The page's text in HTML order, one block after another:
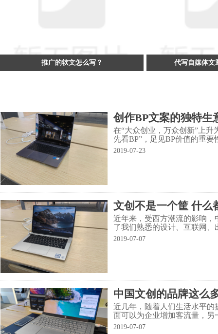
推广的软文怎么写？ 代写自媒体文
非正规的媒介却有正规
而代写自媒体文章
创作BP文案的独特生
在“大众创业，万众创新”上
先看BP”，足见BP价值的重要
2019-07-23
文创不是一个筐 什么
近年来，受西方潮流的影响，
了我们熟悉的设计、互联网
2019-07-07
中国文创的品牌这么
近几年，随着人们生活水平
面可以为企业增加客流量，
既有格调，又有人气，还收益
2019-07-07